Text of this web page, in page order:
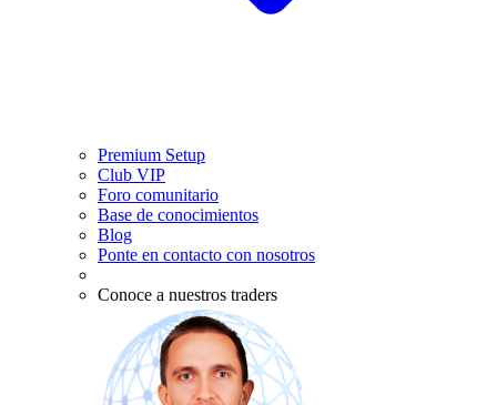
Premium Setup
Club VIP
Foro comunitario
Base de conocimientos
Blog
Ponte en contacto con nosotros
Conoce a nuestros traders